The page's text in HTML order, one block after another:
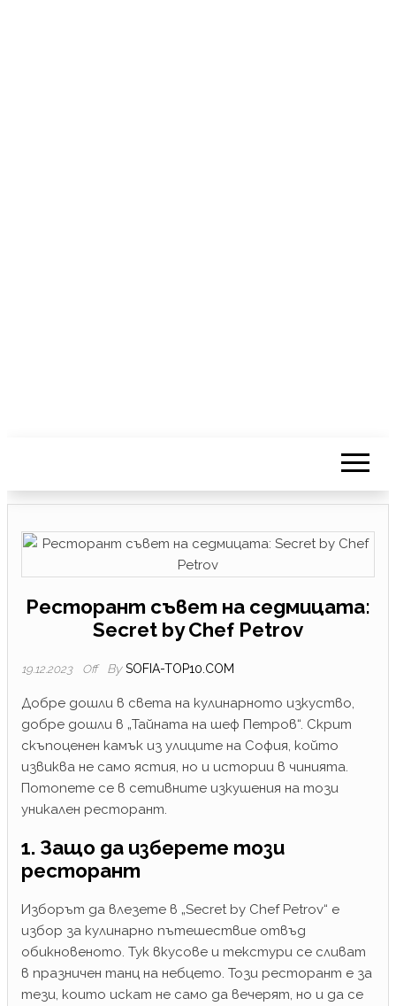
Ресторант съвет на седмицата:
Secret by Chef Petrov
19.12.2023 Off By SOFIA-TOP10.COM
Добре дошли в света на кулинарното изкуство,
добре дошли в „Тайната на шеф Петров“. Скрит
скъпоценен камък из улиците на София, който
извиква не само ястия, но и истории в чинията.
Потопете се в сетивните изкушения на този
уникален ресторант.
1. Защо да изберете този
ресторант
Изборът да влезете в „Secret by Chef Petrov“ е
избор за кулинарно пътешествие отвъд
обикновеното. Тук вкусове и текстури се сливат
в празничен танц на небцето. Този ресторант е за
тези, които искат не само да вечерят, но и да се